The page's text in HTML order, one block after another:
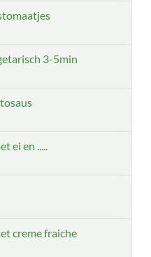
3-5min
en .....
creme fraiche